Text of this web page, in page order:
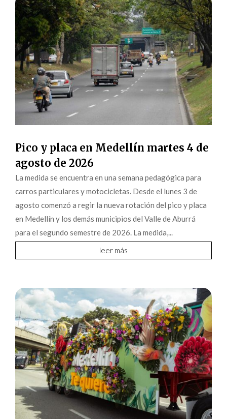
Pico y placa en Medellín martes 4 de
agosto de 2026
La medida se encuentra en una semana pedagógica para
carros particulares y motocicletas. Desde el lunes 3 de
agosto comenzó a regir la nueva rotación del pico y placa
en Medellín y los demás municipios del Valle de Aburrá
para el segundo semestre de 2026. La medida,...
leer más